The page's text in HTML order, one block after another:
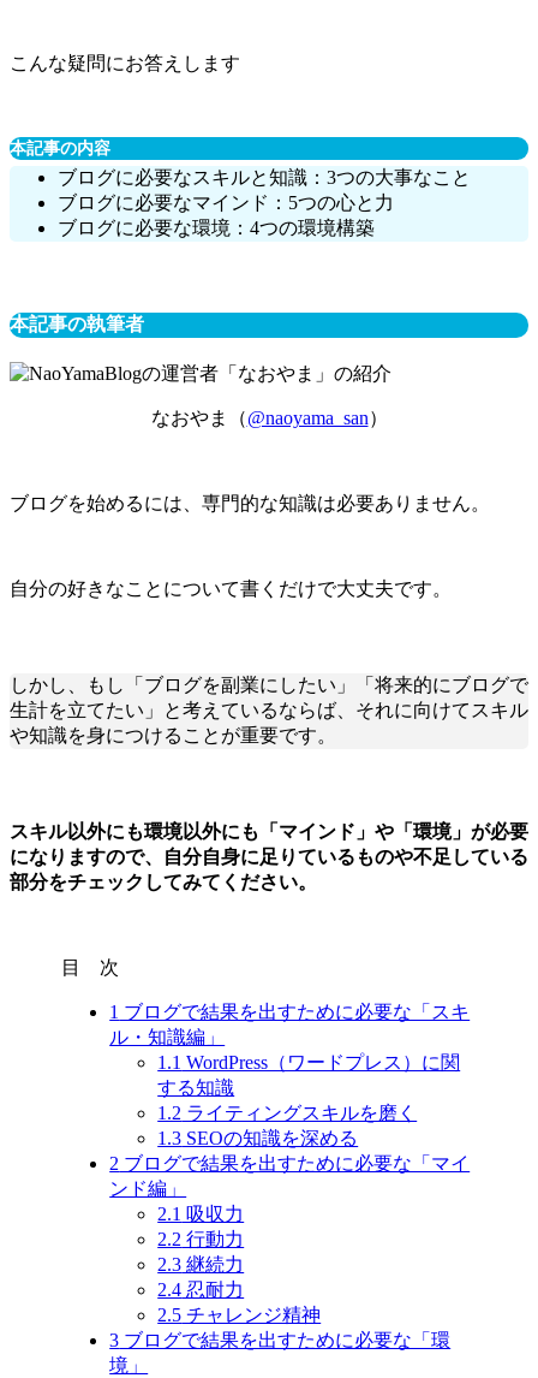
こんな疑問にお答えします
本記事の内容
ブログに必要なスキルと知識：3つの大事なこと
ブログに必要なマインド：5つの心と力
ブログに必要な環境：4つの環境構築
本記事の執筆者
なおやま（@naoyama_san）
ブログを始めるには、専門的な知識は必要ありません。
自分の好きなことについて書くだけで大丈夫です。
しかし、もし「ブログを副業にしたい」「将来的にブログで
生計を立てたい」と考えているならば、それに向けてスキル
や知識を身につけることが重要です。
スキル以外にも環境以外にも「マインド」や「環境」が必要
になりますので、自分自身に足りているものや不足している
部分をチェックしてみてください。
目 次
1 ブログで結果を出すために必要な「スキ
ル・知識編」
1.1 WordPress（ワードプレス）に関
する知識
1.2 ライティングスキルを磨く
1.3 SEOの知識を深める
2 ブログで結果を出すために必要な「マイ
ンド編」
2.1 吸収力
2.2 行動力
2.3 継続力
2.4 忍耐力
2.5 チャレンジ精神
3 ブログで結果を出すために必要な「環
境」